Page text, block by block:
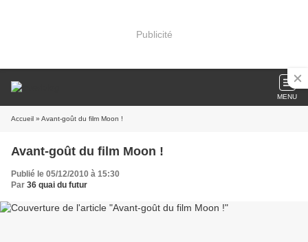
Publicité
MENU
Accueil » Avant-goût du film Moon !
Avant-goût du film Moon !
Publié le 05/12/2010 à 15:30
Par 36 quai du futur